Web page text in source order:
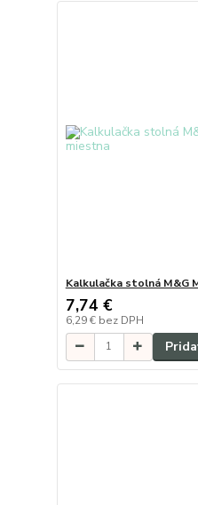
Kalkulačka stolná M&G
7,74 €
6,29 € bez DPH